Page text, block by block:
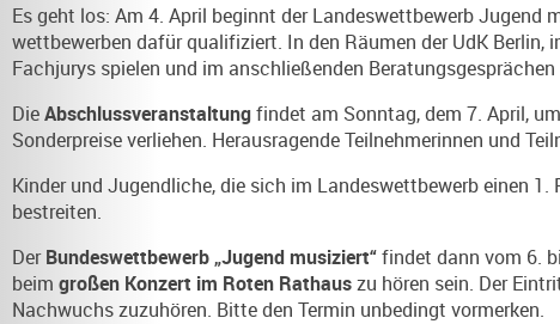
Es geht los: Am 4. April beginnt der LandeswettbewerbJugend
wettbewerben dafür qualifiziert. In den Räumen der UdK
Fachjurys spielen und im anschlie­ßenden
DieAbschlussveranstaltungfindet am Sonntag, dem 7. April,
Sonderpreise verliehen. Herausragende Teilnehmerinnen und
Kinder und Jugendliche, die sich im Landeswettbewerb einen
bestreiten.
DerBundeswettbewerb „Jugend musiziert“findet dann vom 6.
beim großen Konzert im Roten Rathauszu hören sein. Der
Nachwuchs zu­zu­hören. Bitte den Termin unbedingt vormerken.